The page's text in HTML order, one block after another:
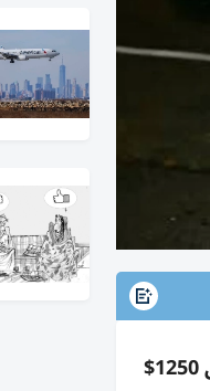
معجبو تايلور سويفت يشترون نفايات من محيط زفافها بـ25$ للقطعة؛ فنان باع 50 قطعة خلال 24 ساعة وحقق 1250$